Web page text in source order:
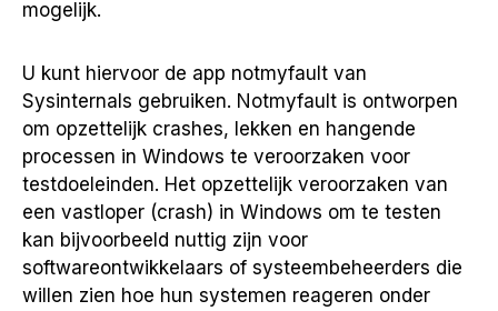
mogelijk.
U kunt hiervoor de app notmyfault van
Sysinternals gebruiken. Notmyfault is ontworpen
om opzettelijk crashes, lekken en hangende
processen in Windows te veroorzaken voor
testdoeleinden. Het opzettelijk veroorzaken van
een vastloper (crash) in Windows om te testen
kan bijvoorbeeld nuttig zijn voor
softwareontwikkelaars of systeembeheerders die
willen zien hoe hun systemen reageren onder